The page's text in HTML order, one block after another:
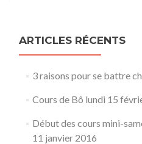
ARTICLES RÉCENTS
3 raisons pour se battre
Cours de Bô lundi 15
Début des cours mini-
11 janvier 2016